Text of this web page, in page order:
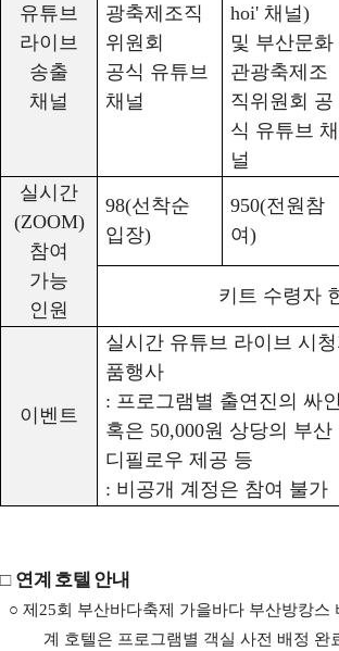
유튜브
라이브
송출
채널
광축제조직
위원회
공식 유튜브
채널
hoi' 채널)
및 부산문화
관광축제조
직위원회 공
식 유튜브 채
널
실시간
(ZOOM)
참여
가능
인원
98(선착순
입장)
950(전원참
여)
키트 수령자
이벤트
실시간 유튜브 라이브 시
품행사
: 프로그램별 출연진의 싸
혹은 50,000원 상당의 부산
디필로우 제공 등
: 비공개 계정은 참여 불가
□ 연계 호텔 안내
○ 제 25회 부산바다축제 가을바다 부산방캉스
계 호텔은 프로그램별 객실 사전 배정 완